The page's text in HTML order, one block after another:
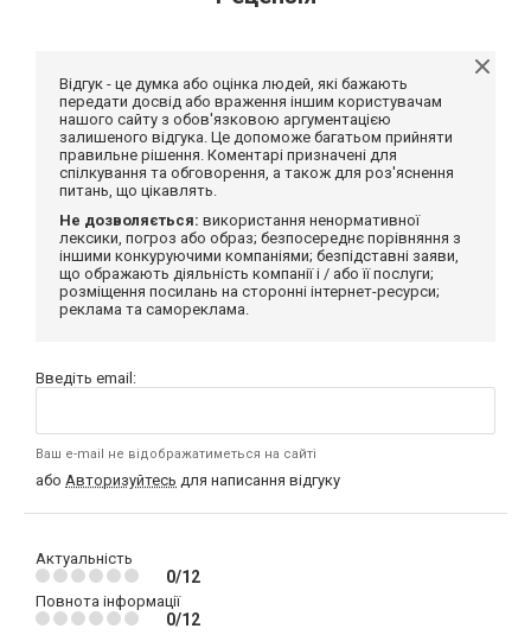
Відгук - це думка або оцінка людей, які бажають
передати досвід або враження іншим користувачам
нашого сайту з обов'язковою аргументацією
залишеного відгука. Це допоможе багатьом прийняти
правильне рішення. Коментарі призначені для
спілкування та обговорення, а також для роз'яснення
питань, що цікавлять.
Не дозволяється: використання ненормативної
лексики, погроз або образ; безпосереднє порівняння з
іншими конкуруючими компаніями; безпідставні заяви,
що ображають діяльність компанії і / або її послуги;
розміщення посилань на сторонні інтернет-ресурси;
реклама та самореклама.
Введіть email:
Ваш e-mail не відображатиметься на сайті
або Авторизуйтесь для написання відгуку
Актуальність
0/12
Повнота інформації
0/12